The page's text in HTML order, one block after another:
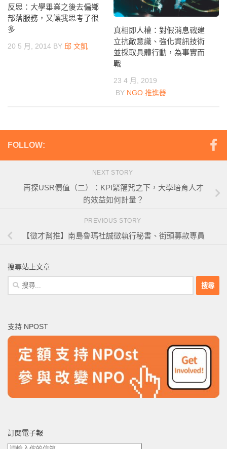
反思：大學畢業之後去偏鄉
部落服務，又讓我思考了很
多
20 5 月, 2014 BY 邱 文凱
真相即人權：對假消息戰建
立抗敵意識、強化資訊技術
並採取具體行動，為事實而
戰
23 4 月, 2019
BY NGO 推進器
FOLLOW:
NEXT STORY
再探USR價值（二）：KPI緊箍咒之下，大學培育人才
的效益如何計量？
PREVIOUS STORY
【徵才幫推】南島魯瑪社誠徵執行秘書、街頭募款專員
搜尋站上文章
搜
尋
字:
支持 NPOST
訂閱電子報